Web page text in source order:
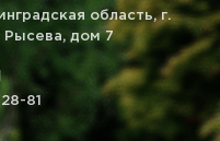
область, г.
Рысева, дом 7
81